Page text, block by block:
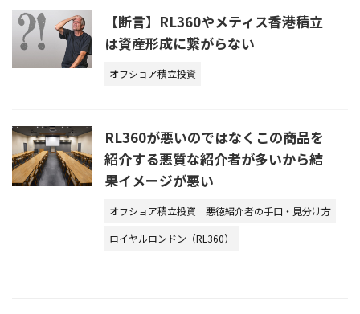
【断言】RL360やメティス香港積立
は資産形成に繋がらない
オフショア積立投資
RL360が悪いのではなくこの商品を
紹介する悪質な紹介者が多いから結
果イメージが悪い
オフショア積立投資
悪徳紹介者の手口・見分け方
ロイヤルロンドン（RL360）